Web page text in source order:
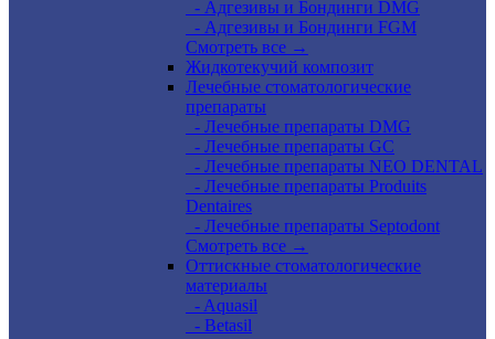
- Адгезивы и Бондинги DMG
- Адгезивы и Бондинги FGM
Смотреть все →
Жидкотекучий композит
Лечебные стоматологические
препараты
- Лечебные препараты DMG
- Лечебные препараты GC
- Лечебные препараты NEO DENTAL
- Лечебные препараты Produits
Dentaires
- Лечебные препараты Septodont
Смотреть все →
Оттискные стоматологические
материалы
- Aquasil
- Betasil